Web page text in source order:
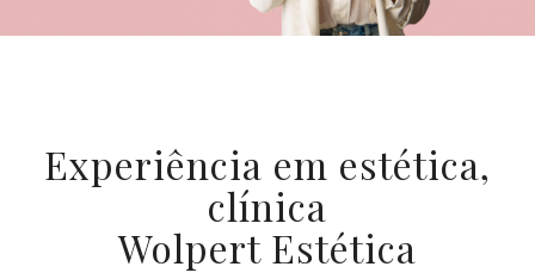
Experiência em estética,
clínica
Wolpert Estética